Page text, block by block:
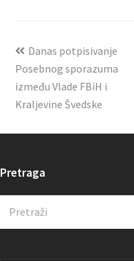
Danas potpisivanje
Posebnog sporazuma
između Vlade FBiH i
Kraljevine Švedske
Pretraga